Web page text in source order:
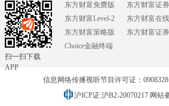
扫一扫下载
APP
东方财富免费版
东方财富Level-2
东方财富策略版
Choice金融终端
东方财富证
东方财富在
东方财富证
信息网络传播视听节目许可证：
沪ICP证:沪B2-20070217 网站